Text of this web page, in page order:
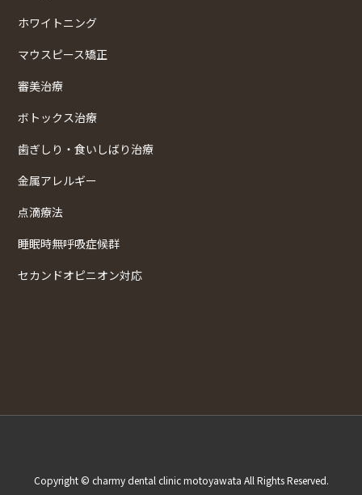
ホワイトニング
マウスピース矯正
審美治療
ボトックス治療
歯ぎしり・食いしばり治療
金属アレルギー
点滴療法
睡眠時無呼吸症候群
セカンドオピニオン対応
Copyright © charmy dental clinic motoyawata All Rights Reserved.